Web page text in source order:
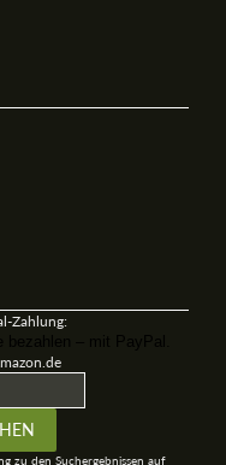
Zahlung:
zu den Suchergebnissen auf